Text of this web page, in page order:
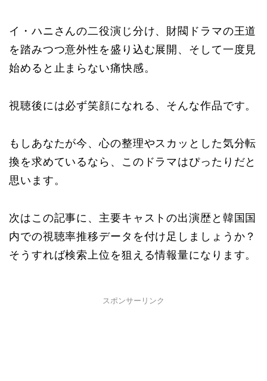
イ・ハニさんの二役演じ分け、財閥ドラマの王道
を踏みつつ意外性を盛り込む展開、そして一度見
始めると止まらない痛快感。
視聴後には必ず笑顔になれる、そんな作品です。
もしあなたが今、心の整理やスカッとした気分転
換を求めているなら、このドラマはぴったりだと
思います。
次はこの記事に、主要キャストの出演歴と韓国国
内での視聴率推移データを付け足しましょうか？
そうすれば検索上位を狙える情報量になります。
スポンサーリンク